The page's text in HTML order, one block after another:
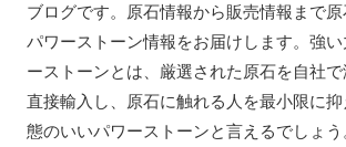
ブログです。原石情報から販売情報まで
パワーストーン情報をお届けします。強
ーストーンとは、厳選された原石を自社
直接輸入し、原石に触れる人を最小限に
態のいいパワーストーンと言えるでしょ